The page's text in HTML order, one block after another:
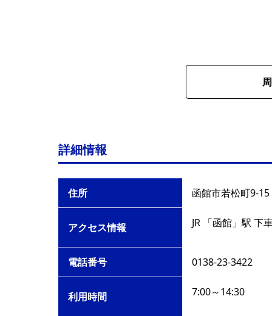
詳細情報
住所 函館市若松町9-15
アクセス情報 JR 「函館」駅
電話番号 0138-23-3422
利用時間 7:00～14:30